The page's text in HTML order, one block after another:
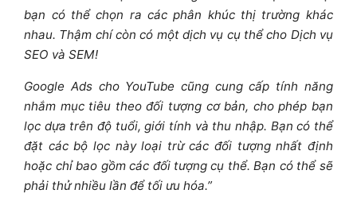
bạn có thể chọn ra các phân khúc thị trường khác
nhau. Thậm chí còn có một dịch vụ cụ thể cho Dịch vụ
SEO và SEM!
Google Ads cho YouTube cũng cung cấp tính năng
nhắm mục tiêu theo đối tượng cơ bản, cho phép bạn
lọc dựa trên độ tuổi, giới tính và thu nhập. Bạn có thể
đặt các bộ lọc này loại trừ các đối tượng nhất định
hoặc chỉ bao gồm các đối tượng cụ thể. Bạn có thể sẽ
phải thử nhiều lần để tối ưu hóa.”